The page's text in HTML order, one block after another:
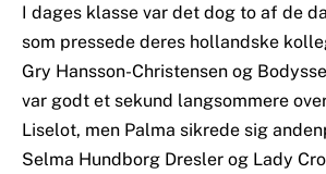
I dages klasse var det dog to af de
som pressede deres hollandske
Gry Hansson-Christensen og
var godt et sekund langsommere
Liselot, men Palma sikrede sig
Selma Hundborg Dresler og Lady